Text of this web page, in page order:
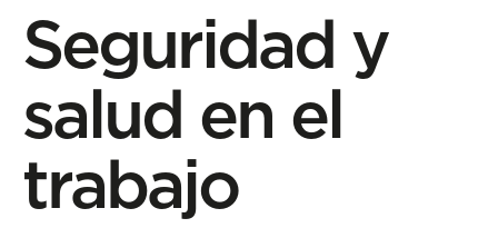
Seguridad y
salud en el
trabajo